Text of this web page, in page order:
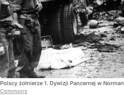
Polscy żołnierze 1. Dywizji Pancernej w
Commons